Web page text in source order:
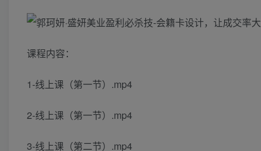
课程内容：
1-线上课（第一节）.mp4
2-线上课（第一节）.mp4
3-线上课（第二节）.mp4